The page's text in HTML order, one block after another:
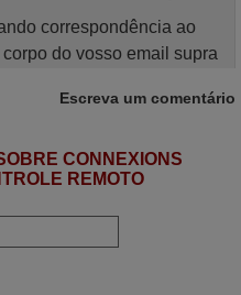
correspondência ao
do vosso email supra
sobre a experiência
supra: Acolhimento da
ao cliente,
durante o processo,
ESTRELAS.
Escreva um comentário
CONNEXIONS
REMOTO